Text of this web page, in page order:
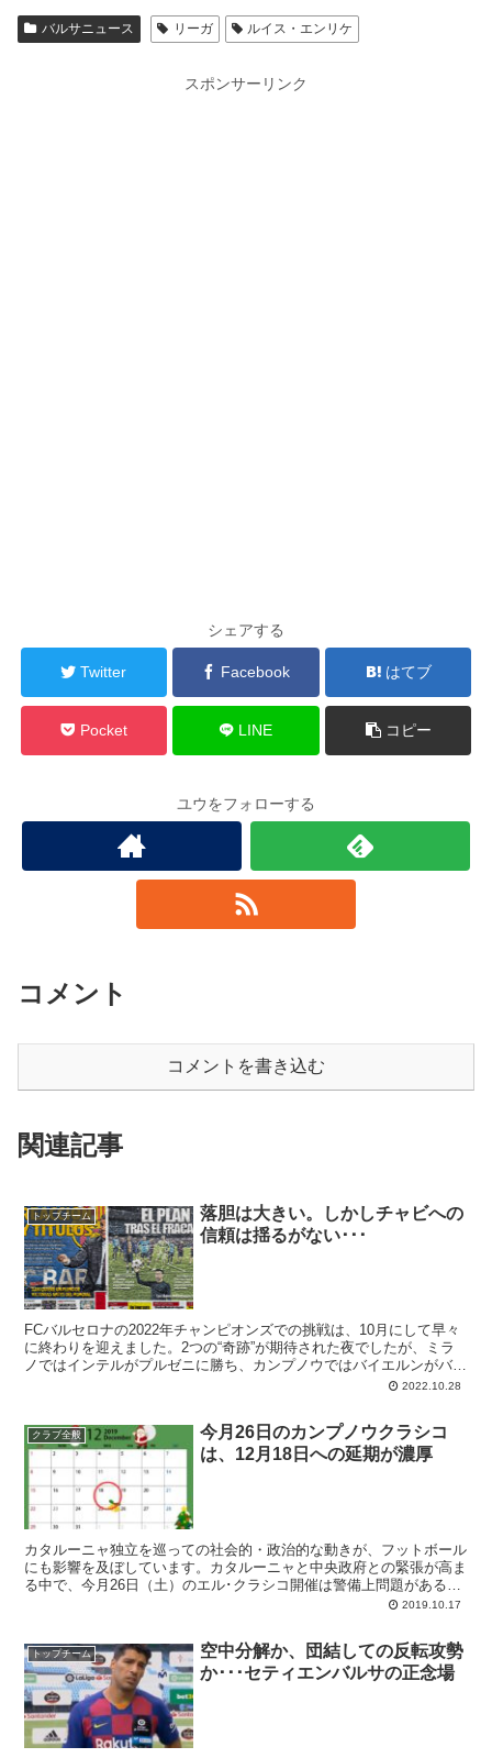
バルサニュース リーガ ルイス・エンリケ
スポンサーリンク
シェアする
Twitter Facebook はてブ
Pocket LINE コピー
ユウをフォローする
コメント
コメントを書き込む
関連記事
トップチーム
落胆は大きい。しかしチャビへの
信頼は揺るがない･･･
FCバルセロナの2022年チャンピオンズでの挑戦は、10月にして早々
に終わりを迎えました。2つの“奇跡”が期待された夜でしたが、ミラ
ノではインテルがプルゼニに勝ち、カンプノウではバイエルンがバル
サを撃沈。誇りと意地を見せての敗退には遠く、残念なイメージだけ
2022.10.28
クラブ全般
今月26日のカンプノウクラシコ
は、12月18日への延期が濃厚
カタルーニャ独立を巡っての社会的・政治的な動きが、フットボール
にも影響を及ぼしています。カタルーニャと中央政府との緊張が高ま
る中で、今月26日（土）のエル･クラシコ開催は警備上問題があると
2019.10.17
トップチーム
空中分解か、団結しての反転攻勢
か･･･セティエンバルサの正念場